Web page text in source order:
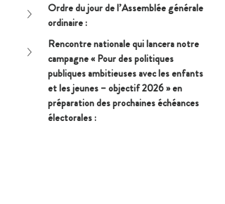
Ordre du jour de l’Assemblée générale
ordinaire :
Rencontre nationale qui lancera notre
campagne « Pour des politiques
publiques ambitieuses avec les enfants
et les jeunes – objectif 2026 » en
préparation des prochaines échéances
électorales :